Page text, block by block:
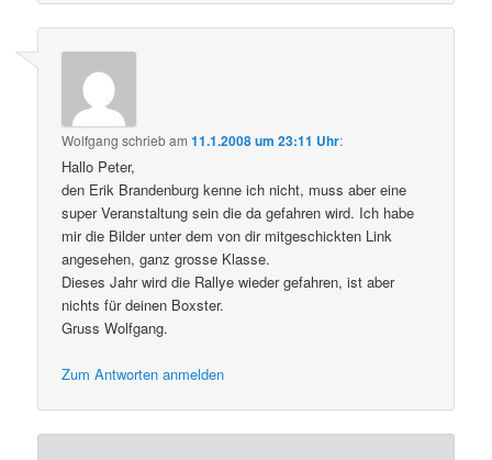
Wolfgang schriebam11.1.2008 um 23:11 Uhr:
Hallo Peter,
den Erik Brandenburg kenne ich nicht, muss aber eine
super Veranstaltung sein die da gefahren wird. Ich habe
mir die Bilder unter dem von dir mitgeschickten Link
angesehen, ganz grosse Klasse.
Dieses Jahr wird die Rallye wieder gefahren, ist aber
nichts für deinen Boxster.
Gruss Wolfgang.
Zum Antworten anmelden